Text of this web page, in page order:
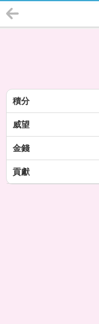
積分
威望
金錢
貢獻